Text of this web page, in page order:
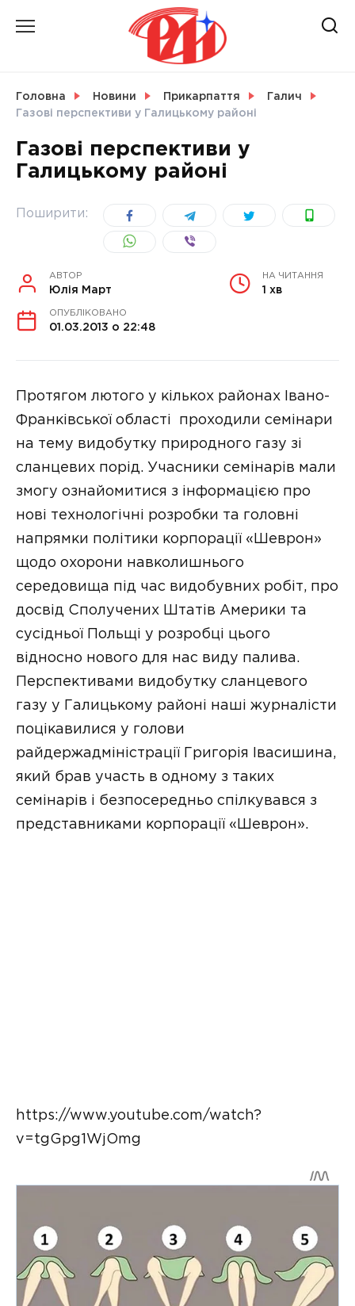
УКРАЇНА
Головна Новини Прикарпаття
Галич
Газові перспективи у Галицькому районі
Газові перспективи у
Галицькому районі
Поширити:
АВТОР
Юлія Март
НА ЧИТАННЯ
1 хв
ОПУБЛІКОВАНО
01.03.2013 о 22:48
Протягом лютого у кількох районах Івано-
Франківської області проходили семінари
на тему видобутку природного газу зі
сланцевих порід. Учасники семінарів мали
змогу ознайомитися з інформацією про
нові технологічні розробки та головні
напрямки політики корпорації «Шеврон»
щодо охорони навколишнього
середовища під час видобувних робіт, про
досвід Сполучених Штатів Америки та
сусідньої Польщі у розробці цього
відносно нового для нас виду палива.
Перспективами видобутку сланцевого
газу у Галицькому районі наші журналісти
поцікавилися у голови
райдержадміністрації Григорія Івасишина,
який брав участь в одному з таких
семінарів і безпосередньо спілкувався з
представниками корпорації «Шеврон».
https://www.youtube.com/watch?
v=tgGpg1WjOmg